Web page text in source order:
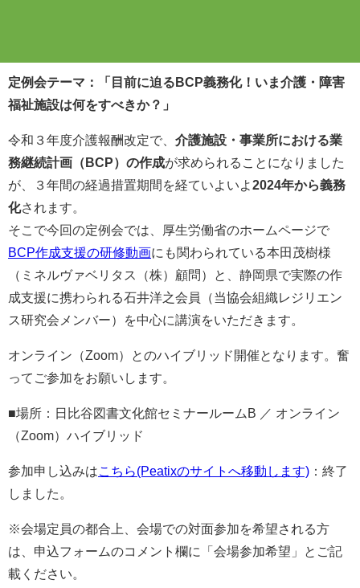
定例会テーマ：「目前に迫るBCP義務化！いま介護・障害
福祉施設は何をすべきか？」
令和３年度介護報酬改定で、 介護施設・事業所における業
務継続計画（BCP）の作成が求められることになりました
が、３年間の経過措置期間を経ていよいよ2024年から義務
化されます。
そこで今回の定例会では、厚生労働省のホームページで
BCP作成支援の研修動画にも関わられている本田茂樹様
（ミネルヴァベリタス（株）顧問）と、静岡県で実際の作
成支援に携わられる石井洋之会員（当協会組織レジリエン
ス研究会メンバー）を中心に講演をいただきます。
オンライン（Zoom）とのハイブリッド開催となります。奮
ってご参加をお願いします。
■場所：日比谷図書文化館セミナールームB ／ オンライン
（Zoom）ハイブリッド
参加申し込みは こちら(Peatixのサイトへ移動します) ：終了
しました。
※会場定員の都合上、会場での対面参加を希望される方
は、申込フォームのコメント欄に「会場参加希望」とご記
載ください。